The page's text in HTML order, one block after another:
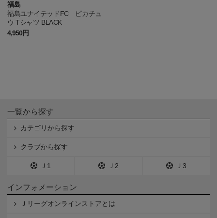
福島
福島ユナイテッドFC ピカチュ
ウ Tシャツ BLACK
4,950円
一覧から探す
カテゴリから探す
クラブから探す
Ｊ1 Ｊ2 Ｊ3
インフォメーション
Ｊリーグオンラインストアとは